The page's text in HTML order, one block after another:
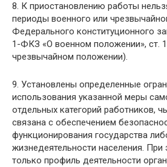
8. К приостановлению работы
периоды военного или
Федерального конституционного
1-ФКЗ «О военном положении», ст.
чрезвычайном положении).
9. Установлены определенные
использования указанной меры
отдельных категорий работников,
связана с обеспечением
функционирования государства
жизнедеятельности населения. При
только профиль деятельности